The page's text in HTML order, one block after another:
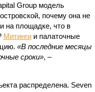
Group модель
почему она не
на площадке, что в
Митингии палаточные
«В последние месяцы
сроки», –
распределена. Seven